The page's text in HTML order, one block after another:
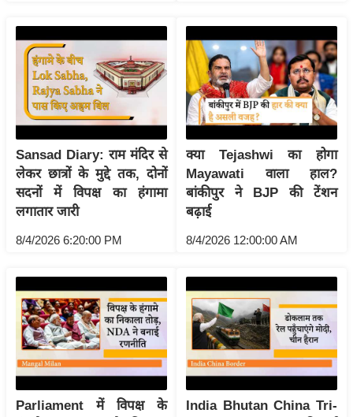
.
आ
आ
ई
.
चा
य
र
मी
क्षा
ध
र्म
ज्यो
ति
Sansad Diary: राम मंदिर से
लेकर छात्रों के मुद्दे तक, दोनों
सदनों में विपक्ष का हंगामा
लगातार जारी
8/4/2026 6:20:00 PM
क्या Tejashwi का होगा
Mayawati वाला हाल?
बांकीपुर ने BJP की टेंशन
बढ़ाई
8/4/2026 12:00:00 AM
Parliament में विपक्ष के
India Bhutan China Tri-